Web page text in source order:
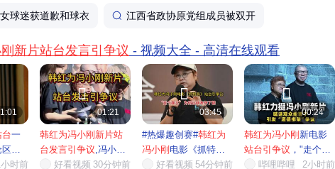
球迷获道歉和球衣 江西省政协原党组成员被双开
新片站台发言引争议 - 视频大全 - 高清在线观看
一
被
时前

01:21
韩红为冯小刚新片站
台发言引争议,冯小刚
新片...好看视频 30分钟前

03:45
#热爆趣创赛#韩红为
冯小刚 电影《抓特
务》站台...
好看视频 54分钟前

00:24
韩红为冯小刚 新电影
站台引争议 ，"走个面
儿"...哔哩哔哩 2小时前